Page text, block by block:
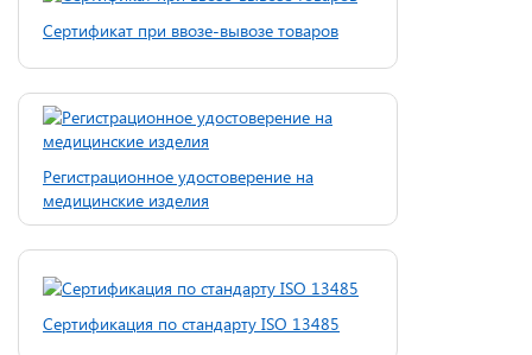
Cертификат при ввозе-вывозе товаров
Регистрационное удостоверение на
медицинские изделия
Сертификация по стандарту ISO 13485